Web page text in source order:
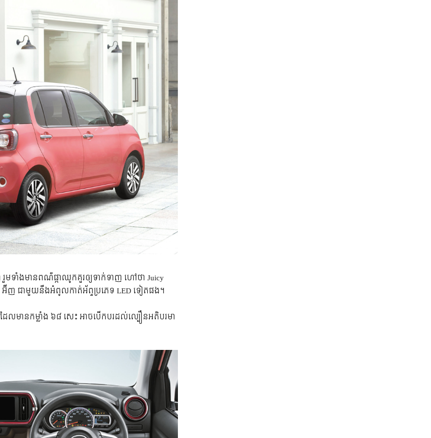
រួមទាំង​មាន​ពណ៌​ផ្កា​ឈូក​គួរ​ឲ្យ​ទាក់ទាញ ហៅ​ថា Juicy
ញ ជាមួយ​នឹង​អំពូល​កាត់​អ័ព្ទ​ប្រភេទ LED ទៀត​ផង។
ែល​មាន​កម្លាំង ៦៨ សេះ អាច​បើកបរ​ដល់​ល្បឿន​អតិបរមា